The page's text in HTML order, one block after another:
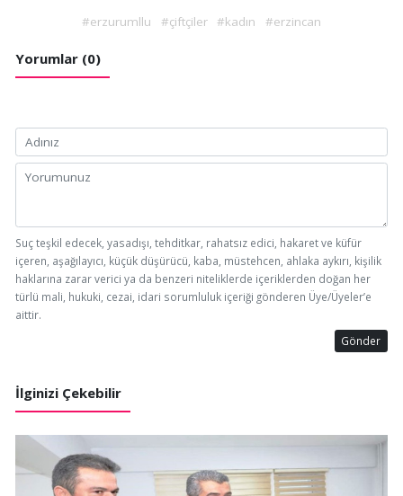
#erzurumllu #çiftçiler #kadın #erzincan
Yorumlar (0)
Suç teşkil edecek, yasadışı, tehditkar, rahatsız edici, hakaret ve küfür
içeren, aşağılayıcı, küçük düşürücü, kaba, müstehcen, ahlaka aykırı, kişilik
haklarına zarar verici ya da benzeri niteliklerde içeriklerden doğan her
türlü mali, hukuki, cezai, idari sorumluluk içeriği gönderen Üye/Üyeler’e
aittir.
Gönder
İlginizi Çekebilir